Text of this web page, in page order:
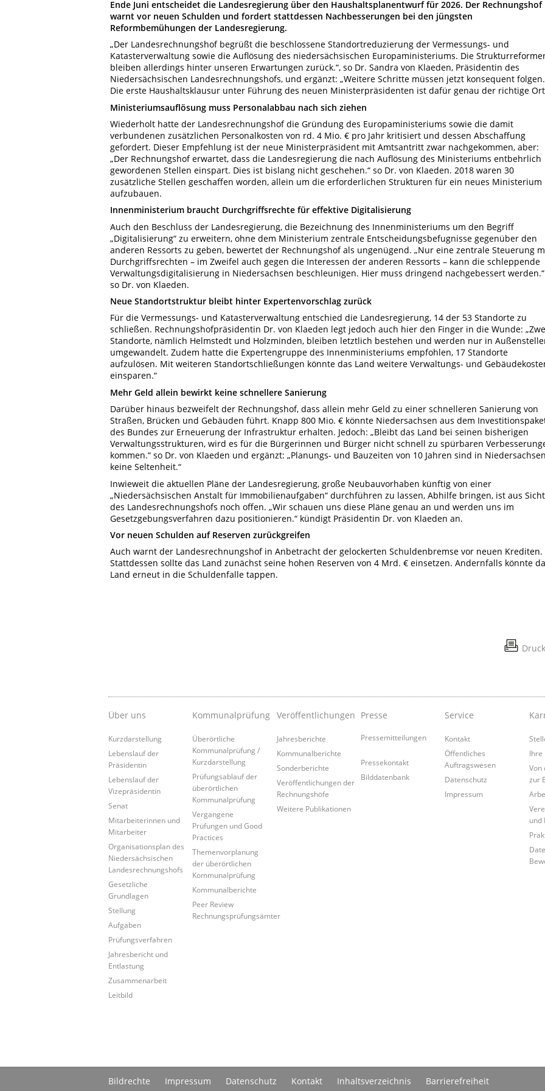
Ende Juni entscheidet die Landesregierung über den Haushaltsplanentwurf für 2026. Der Rechnungshof
warnt vor neuen Schulden und fordert stattdessen Nachbesserungen bei den jüngsten
Reformbemühungen der Landesregierung.
„Der Landesrechnungshof begrüßt die beschlossene Standortreduzierung der Vermessungs- und
Katasterverwaltung sowie die Auflösung des niedersächsischen Europaministeriums. Die
bleiben allerdings hinter unseren Erwartungen zurück.“, so Dr. Sandra von Klaeden, Präsidentin des
Niedersächsischen Landesrechnungshofs, und ergänzt: „Weitere Schritte müssen jetzt konsequent folgen.
Die erste Haushaltsklausur unter Führung des neuen Ministerpräsidenten ist dafür genau der richtige
Ministeriumsauflösung muss Personalabbau nach sich ziehen
Wiederholt hatte der Landesrechnungshof die Gründung des Europaministeriums sowie die damit
verbundenen zusätzlichen Personalkosten von rd. 4 Mio. € pro Jahr kritisiert und dessen Abschaffung
gefordert. Dieser Empfehlung ist der neue Ministerpräsident mit Amtsantritt zwar nachgekommen, aber:
„Der Rechnungshof erwartet, dass die Landesregierung die nach Auflösung des Ministeriums entbehrlich
gewordenen Stellen einspart. Dies ist bislang nicht geschehen.“ so Dr. von Klaeden. 2018 waren 30
zusätzliche Stellen geschaffen worden, allein um die erforderlichen Strukturen für ein neues Ministerium
aufzubauen.
Innenministerium braucht Durchgriffsrechte für effektive Digitalisierung
Auch den Beschluss der Landesregierung, die Bezeichnung des Innenministeriums um den Begriff
„Digitalisierung“ zu erweitern, ohne dem Ministerium zentrale Entscheidungsbefugnisse gegenüber den
anderen Ressorts zu geben, bewertet der Rechnungshof als ungenügend. „Nur eine zentrale Steuerung
Durchgriffsrechten – im Zweifel auch gegen die Interessen der anderen Ressorts – kann die schleppende
Verwaltungsdigitalisierung in Niedersachsen beschleunigen. Hier muss dringend nachgebessert werden.“
so Dr. von Klaeden.
Neue Standortstruktur bleibt hinter Expertenvorschlag zurück
Für die Vermessungs- und Katasterverwaltung entschied die Landesregierung, 14 der 53 Standorte zu
schließen. Rechnungshofpräsidentin Dr. von Klaeden legt jedoch auch hier den Finger in die Wunde:
Standorte, nämlich Helmstedt und Holzminden, bleiben letztlich bestehen und werden nur in
umgewandelt. Zudem hatte die Expertengruppe des Innenministeriums empfohlen, 17 Standorte
aufzulösen. Mit weiteren Standortschließungen könnte das Land weitere Verwaltungs- und
einsparen.“
Mehr Geld allein bewirkt keine schnellere Sanierung
Darüber hinaus bezweifelt der Rechnungshof, dass allein mehr Geld zu einer schnelleren Sanierung von
Straßen, Brücken und Gebäuden führt. Knapp 800 Mio. € könnte Niedersachsen aus dem
des Bundes zur Erneuerung der Infrastruktur erhalten. Jedoch: „Bleibt das Land bei seinen bisherigen
Verwaltungsstrukturen, wird es für die Bürgerinnen und Bürger nicht schnell zu spürbaren
kommen.“ so Dr. von Klaeden und ergänzt: „Planungs- und Bauzeiten von 10 Jahren sind in Niedersachsen
keine Seltenheit.“
Inwieweit die aktuellen Pläne der Landesregierung, große Neubauvorhaben künftig von einer
„Niedersächsischen Anstalt für Immobilienaufgaben“ durchführen zu lassen, Abhilfe bringen, ist aus Sicht
des Landesrechnungshofs noch offen. „Wir schauen uns diese Pläne genau an und werden uns im
Gesetzgebungsverfahren dazu positionieren.“ kündigt Präsidentin Dr. von Klaeden an.
Vor neuen Schulden auf Reserven zurückgreifen
Auch warnt der Landesrechnungshof in Anbetracht der gelockerten Schuldenbremse vor neuen Krediten.
Stattdessen sollte das Land zunächst seine hohen Reserven von 4 Mrd. € einsetzen. Andernfalls könnte
Land erneut in die Schuldenfalle tappen.
Über uns
Kurzdarstellung
Lebenslauf der
Präsidentin
Lebenslauf der
Vizepräsidentin
Senat
Mitarbeiterinnen und
Mitarbeiter
Organisationsplan des
Niedersächsischen
Landesrechnungshofs
Gesetzliche
Grundlagen
Stellung
Aufgaben
Prüfungsverfahren
Jahresbericht und
Entlastung
Zusammenarbeit
Leitbild
Kommunalprüfung
Überörtliche
Kommunalprüfung /
Kurzdarstellung
Prüfungsablauf der
überörtlichen
Kommunalprüfung
Vergangene
Prüfungen und Good
Practices
Themenvorplanung
der überörtlichen
Kommunalprüfung
Kommunalberichte
Peer Review
Rechnungsprüfungsämter
Veröffentlichungen
Jahresberichte
Kommunalberichte
Sonderberichte
Veröffentlichungen der
Rechnungshöfe
Weitere Publikationen
Presse
Pressemitteilungen
Pressekontakt
Bilddatenbank
Service
Kontakt
Öffentliches
Auftragswesen
Datenschutz
Impressum
Ihre
Von
zur
und
Bildrechte Impressum Datenschutz Kontakt Inhaltsverzeichnis Barrierefreiheit